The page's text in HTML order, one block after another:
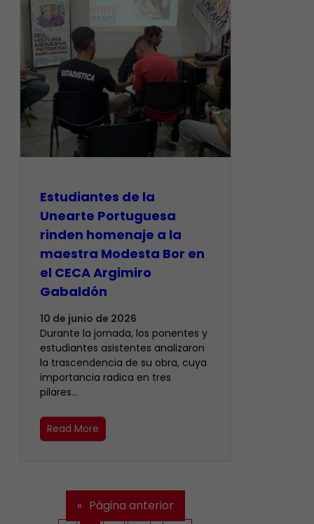
Estudiantes de la
Unearte Portuguesa
rinden homenaje a la
maestra Modesta Bor en
el CECA Argimiro
Gabaldón
10 de junio de 2026
Durante la jornada, los ponentes y
estudiantes asistentes analizaron
la trascendencia de su obra, cuya
importancia radica en tres
pilares…
Read More
« Página anterior